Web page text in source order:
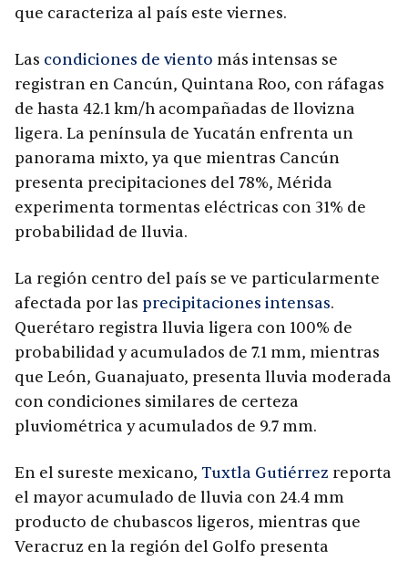
que caracteriza al país este viernes.
Las condiciones de viento más intensas se
registran en Cancún, Quintana Roo, con ráfagas
de hasta 42.1 km/h acompañadas de llovizna
ligera. La península de Yucatán enfrenta un
panorama mixto, ya que mientras Cancún
presenta precipitaciones del 78%, Mérida
experimenta tormentas eléctricas con 31% de
probabilidad de lluvia.
La región centro del país se ve particularmente
afectada por las precipitaciones intensas.
Querétaro registra lluvia ligera con 100% de
probabilidad y acumulados de 7.1 mm, mientras
que León, Guanajuato, presenta lluvia moderada
con condiciones similares de certeza
pluviométrica y acumulados de 9.7 mm.
En el sureste mexicano, Tuxtla Gutiérrez reporta
el mayor acumulado de lluvia con 24.4 mm
producto de chubascos ligeros, mientras que
Veracruz en la región del Golfo presenta